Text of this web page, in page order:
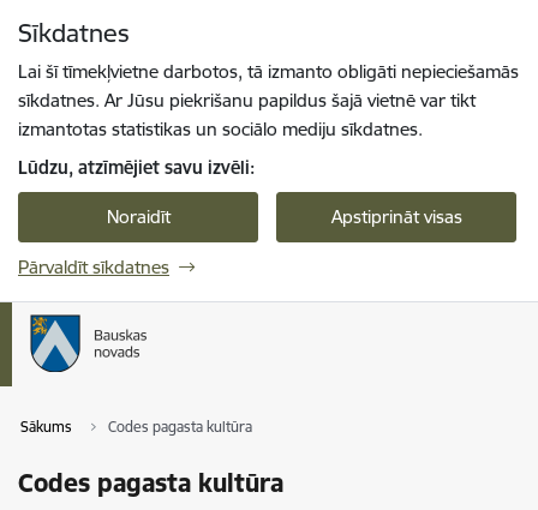
Sīkdatnes
Lai šī tīmekļvietne darbotos, tā izmanto obligāti nepieciešamās
sīkdatnes. Ar Jūsu piekrišanu papildus šajā vietnē var tikt
izmantotas statistikas un sociālo mediju sīkdatnes.
Lūdzu, atzīmējiet savu izvēli:
Noraidīt Apstiprināt visas
Pārvaldīt sīkdatnes
Sākums Codes pagasta kultūra
Codes pagasta kultūra